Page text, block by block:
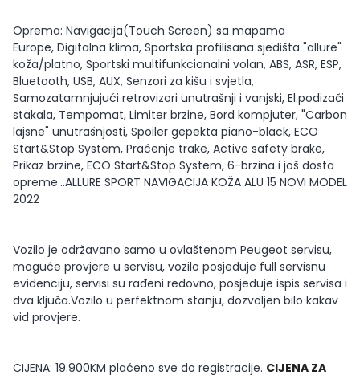
Oprema: Navigacija(Touch Screen) sa mapama
Europe, Digitalna klima, Sportska profilisana sjedišta "allure"
koža/platno, Sportski multifunkcionalni volan, ABS, ASR, ESP,
Bluetooth, USB, AUX, Senzori za kišu i svjetla,
Samozatamnjujući retrovizori unutrašnji i vanjski, El.podizači
stakala, Tempomat, Limiter brzine, Bord kompjuter, "Carbon
lajsne" unutrašnjosti, Spoiler gepekta piano-black, ECO
Start&Stop System, Praćenje trake, Active safety brake,
Prikaz brzine, ECO Start&Stop System, 6-brzina i još dosta
opreme...ALLURE SPORT NAVIGACIJA KOŽA ALU 15 NOVI MODEL
2022
Vozilo je održavano samo u ovlaštenom Peugeot servisu,
moguće provjere u servisu, vozilo posjeduje full servisnu
evidenciju, servisi su rađeni redovno, posjeduje ispis servisa i
dva ključa.Vozilo u perfektnom stanju, dozvoljen bilo kakav
vid provjere.
CIJENA: 19.900KM plaćeno sve do registracije. CIJENA ZA